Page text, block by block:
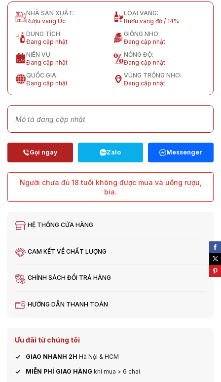
NHÀ SẢN XUẤT:
Rượu vang Úc
LOẠI VANG:
Rượu vang đỏ / 14%
DUNG TÍCH:
Đang cập nhật
GIỐNG NHO:
Đang cập nhật
NIÊN VỤ:
Đang cập nhật
NỒNG ĐỘ:
Đang cập nhật
QUỐC GIA:
Đang cập nhật
VÙNG TRỒNG NHO:
Đang cập nhật
Mô tả đang cập nhật
Người chưa đủ 18 tuổi không được mua và uống rượu,
bia.
HỆ THỐNG CỬA HÀNG
CAM KẾT VỀ CHẤT LƯỢNG
CHÍNH SÁCH ĐỔI TRẢ HÀNG
HƯỚNG DẪN THANH TOÁN
Ưu đãi từ chúng tôi
GIAO NHANH 2H Hà Nội & HCM
MIỄN PHÍ GIAO HÀNG khi mua > 6 chai